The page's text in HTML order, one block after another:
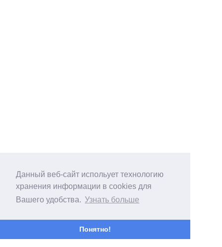
Данный веб-сайт испольует технологию
хранения информации в cookies для
Вашего удобства. Узнать больше
Понятно!